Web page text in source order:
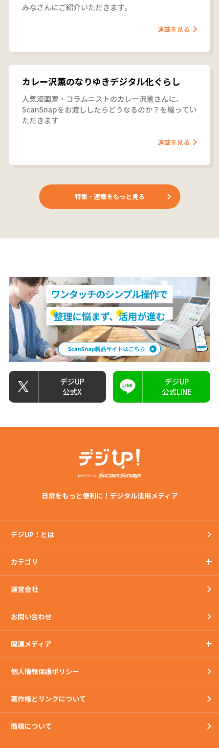
特集・連載をもっと見る
みなさんにご紹介いただきます。
連載を見る
カレー沢薫のなりゆきデジタル化ぐらし
人気漫画家・コラムニストのカレー沢薫さんに、
ScanSnapをお渡ししたらどうなるのか？を綴ってい
ただきます
連載を見る
デジUP
公式X
デジUP
公式LINE
日常をもっと便利に！デジタル活用メディア
デジUP！とは
カテゴリ
運営会社
お問い合わせ
関連メディア
個人情報保護ポリシー
著作権とリンクについて
商標について